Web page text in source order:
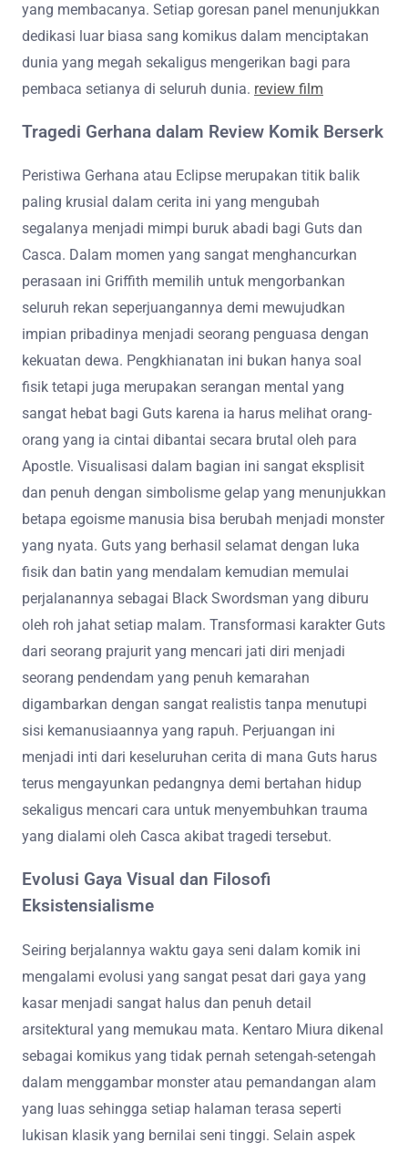
yang membacanya. Setiap goresan panel menunjukkan
dedikasi luar biasa sang komikus dalam menciptakan
dunia yang megah sekaligus mengerikan bagi para
pembaca setianya di seluruh dunia. review film
Tragedi Gerhana dalam Review Komik Berserk
Peristiwa Gerhana atau Eclipse merupakan titik balik
paling krusial dalam cerita ini yang mengubah
segalanya menjadi mimpi buruk abadi bagi Guts dan
Casca. Dalam momen yang sangat menghancurkan
perasaan ini Griffith memilih untuk mengorbankan
seluruh rekan seperjuangannya demi mewujudkan
impian pribadinya menjadi seorang penguasa dengan
kekuatan dewa. Pengkhianatan ini bukan hanya soal
fisik tetapi juga merupakan serangan mental yang
sangat hebat bagi Guts karena ia harus melihat orang-
orang yang ia cintai dibantai secara brutal oleh para
Apostle. Visualisasi dalam bagian ini sangat eksplisit
dan penuh dengan simbolisme gelap yang menunjukkan
betapa egoisme manusia bisa berubah menjadi monster
yang nyata. Guts yang berhasil selamat dengan luka
fisik dan batin yang mendalam kemudian memulai
perjalanannya sebagai Black Swordsman yang diburu
oleh roh jahat setiap malam. Transformasi karakter Guts
dari seorang prajurit yang mencari jati diri menjadi
seorang pendendam yang penuh kemarahan
digambarkan dengan sangat realistis tanpa menutupi
sisi kemanusiaannya yang rapuh. Perjuangan ini
menjadi inti dari keseluruhan cerita di mana Guts harus
terus mengayunkan pedangnya demi bertahan hidup
sekaligus mencari cara untuk menyembuhkan trauma
yang dialami oleh Casca akibat tragedi tersebut.
Evolusi Gaya Visual dan Filosofi
Eksistensialisme
Seiring berjalannya waktu gaya seni dalam komik ini
mengalami evolusi yang sangat pesat dari gaya yang
kasar menjadi sangat halus dan penuh detail
arsitektural yang memukau mata. Kentaro Miura dikenal
sebagai komikus yang tidak pernah setengah-setengah
dalam menggambar monster atau pemandangan alam
yang luas sehingga setiap halaman terasa seperti
lukisan klasik yang bernilai seni tinggi. Selain aspek